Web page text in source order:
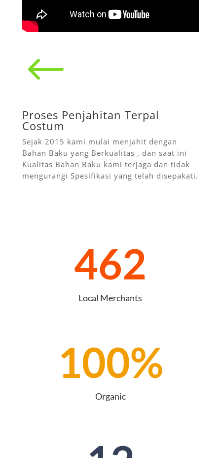
#
Proses Penjahitan Terpal
Costum
Sejak 2015 kami mulai menjahit dengan
Bahan Baku yang Berkualitas , dan saat ini
Kualitas Bahan Baku kami terjaga dan tidak
mengurangi Spesifikasi yang telah disepakati.
462
Local Merchants
100%
Organic